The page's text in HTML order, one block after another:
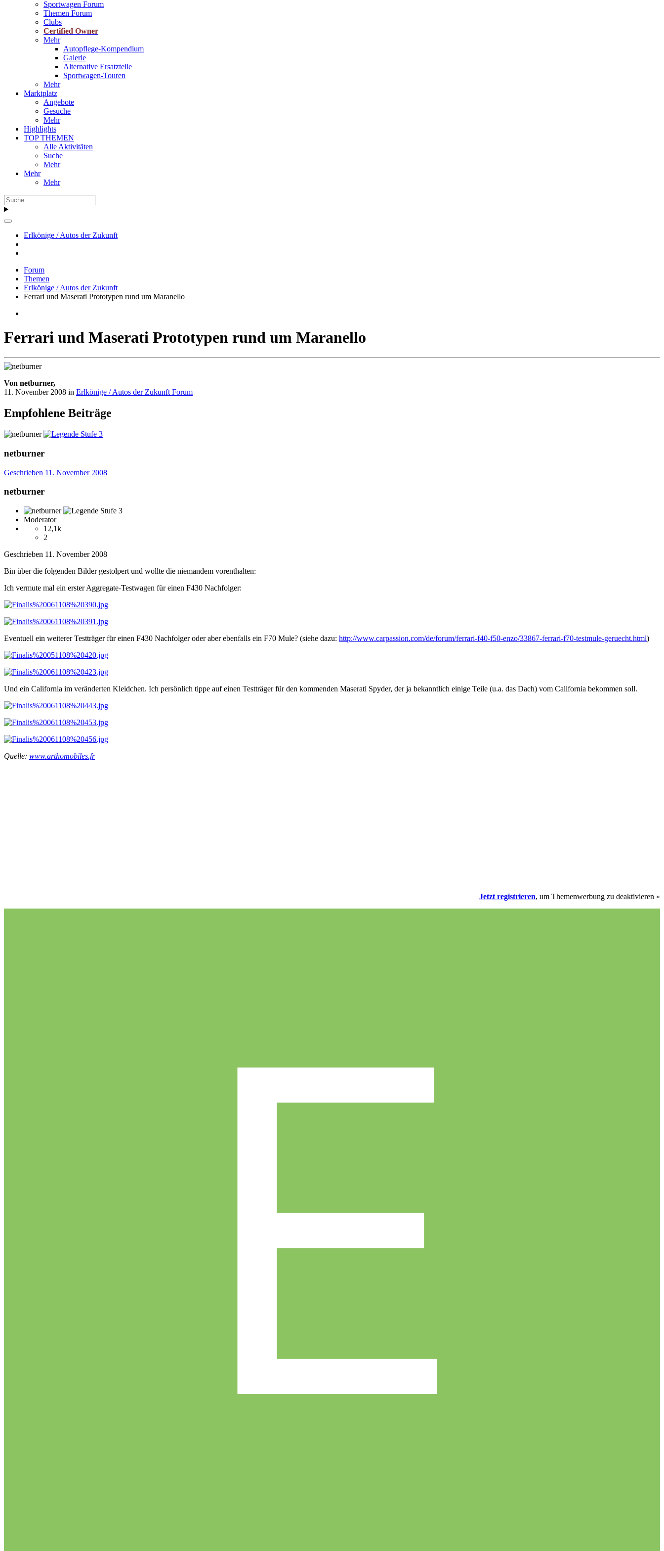
Sportwagen Forum
Themen Forum
Clubs
Certified Owner
Mehr
Autopflege-Kompendium
Galerie
Alternative Ersatzteile
Sportwagen-Touren
Mehr
Marktplatz
Angebote
Gesuche
Mehr
Highlights
TOP THEMEN
Alle Aktivitäten
Suche
Mehr
Mehr
Mehr
Erlkönige / Autos der Zukunft
Forum
Themen
Erlkönige / Autos der Zukunft
Ferrari und Maserati Prototypen rund um Maranello
Ferrari und Maserati Prototypen rund um Maranello
Von netburner,
11. November 2008 in Erlkönige / Autos der Zukunft Forum
Empfohlene Beiträge
netburner
Geschrieben 11. November 2008
netburner
Moderator
12,1k
2
Geschrieben 11. November 2008
Bin über die folgenden Bilder gestolpert und wollte die niemandem vorenthalten:
Ich vermute mal ein erster Aggregate-Testwagen für einen F430 Nachfolger:
Eventuell ein weiterer Testträger für einen F430 Nachfolger oder aber ebenfalls ein F70 Mule? (siehe dazu: http://www.carpassion.com/de/forum/ferrari-f40-f50-enzo/33867-ferrari-f70-testmule-geruecht.html)
Und ein California im veränderten Kleidchen. Ich persönlich tippe auf einen Testträger für den kommenden Maserati Spyder, der ja bekanntlich einige Teile (u.a. das Dach) vom California bekommen soll.
Quelle: www.arthomobiles.fr
Jetzt registrieren, um Themenwerbung zu deaktivieren »